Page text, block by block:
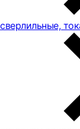
сверлильные,